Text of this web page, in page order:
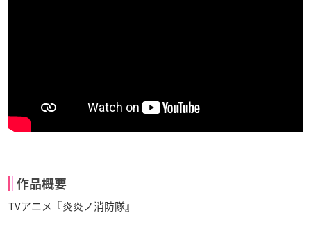
作品概要
TVアニメ『炎炎ノ消防隊』